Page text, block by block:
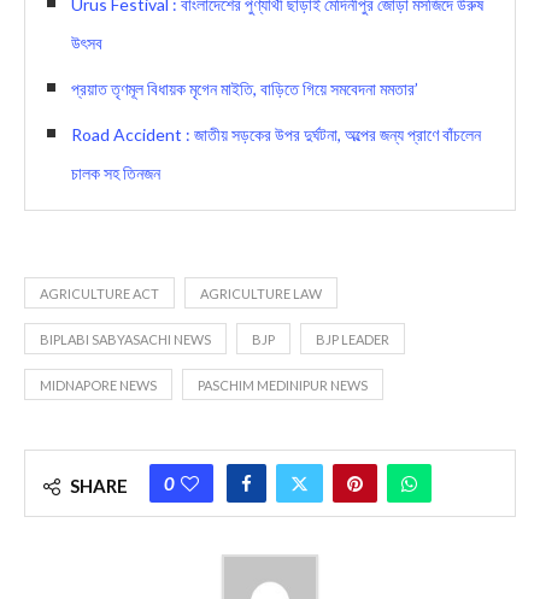
Urus Festival : বাংলাদেশের পুণ্যার্থী ছাড়াই মেদিনীপুর জোড়া মসজিদে উরুষ
উৎসব
প্রয়াত তৃণমূল বিধায়ক মৃগেন মাইতি, বাড়িতে গিয়ে সমবেদনা মমতার’
Road Accident : জাতীয় সড়কের উপর দুর্ঘটনা, অল্পের জন্য প্রাণে বাঁচলেন
চালক সহ তিনজন
AGRICULTURE ACT AGRICULTURE LAW
BIPLABI SABYASACHI NEWS BJP BJP LEADER
MIDNAPORE NEWS PASCHIM MEDINIPUR NEWS
SHARE 0